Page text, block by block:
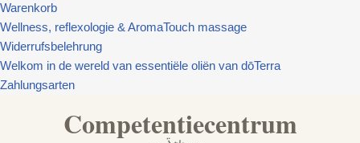
Warenkorb
Wellness, reflexologie & AromaTouch massage
Widerrufsbelehrung
Welkom in de wereld van essentiële oliën van dōTerra
Zahlungsarten
Competentiecentrum